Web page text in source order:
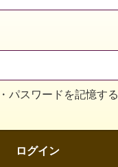
パスワードを記憶する
ログイン